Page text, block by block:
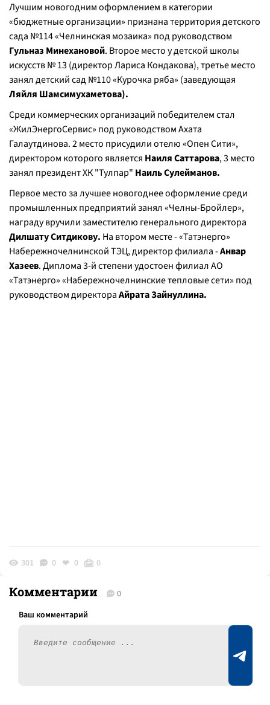
Лучшим новогодним оформлением в категории
«бюджетные организации» признана территория детского
сада №114 «Челнинская мозаика» под руководством
Гульназ Минехановой. Второе место у детской школы
искусств № 13 (директор Лариса Кондакова), третье место
занял детский сад №110 «Курочка ряба» (заведующая
Ляйля Шамсимухаметова).
Среди коммерческих организаций победителем стал
«ЖилЭнергоСервис» под руководством Ахата
Галаутдинова. 2 место присудили отелю «Опен Сити»,
директором которого является Наиля Саттарова, 3 место
занял президент ХК "Тулпар" Наиль Сулейманов.
Первое место за лучшее новогоднее оформление среди
промышленных предприятий занял «Челны-Бройлер»,
награду вручили заместителю генерального директора
Дилшату Ситдикову. На втором месте - «Татэнерго»
Набережночелнинской ТЭЦ, директор филиала -Анвар
Хазеев. Диплома 3-й степени удостоен филиал АО
«Татэнерго» «Набережночелнинские тепловые сети» под
руководством директораАйрата Зайнуллина.
301 0 0 0
Комментарии 0